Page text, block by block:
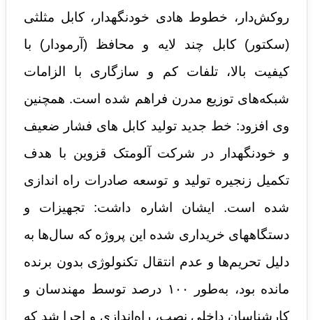
روکش‌دار، خطوط هادی خودنگهدار، کابل مثلثی
(سکتور) کابل چند لایه و محافظ (آرمودار) با
کیفیت بالا، تلفات کم و سازگاری با الزامات
شبکه‌های توزیع مدرن فراهم شده است. همچنین
وی افزود: خط جدید تولید کابل های فشار ضعیف
و خودنگهدار در شرکت آلومتک قزوین با هدف
تکمیل زنجیره تولید و توسعه صادرات راه اندازی
شده است. ایشان اشاره داشت: تجهیزات و
دستگاههای خریداری شده این پروژه که سال‌ها به‌
دلیل تحریم‌ها و عدم انتقال تکنولوژی بدون برنده
مانده بود، به‌طور ۱۰۰ درصد توسط مهندسان و
کارشناسان داخلی نصب، راه‌اندازی و اجرا شد که